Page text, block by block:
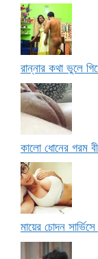
রান্নার কথা ভুলে
কালো ধোনের গরম
মায়ের চোদন